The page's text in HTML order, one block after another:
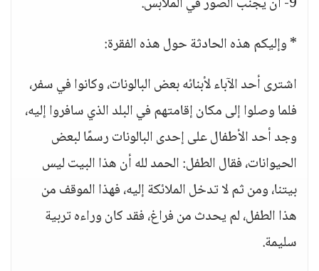
* وإليكم هذه الحادثة حول هذه الفقرة:
اشترى أحد الآباء لأبنائه بعض البالونات، وكانوا في سفر،
فلما وصلوا إلى مكان إقامتهم في البلد الذي سافروا إليه،
وجد أحد الأطفال على إحدى البالونات رسمًا لبعض
الحيوانات، فقال الطفل: الحمد لله أن هذا البيت ليس
بيتنا، ومن ثم لا تدخل الملائكة إليه، فهذا الموقف من
هذا الطفل، لم يحدث من فراغ، فقد كان وراءه تربية
سليمة.